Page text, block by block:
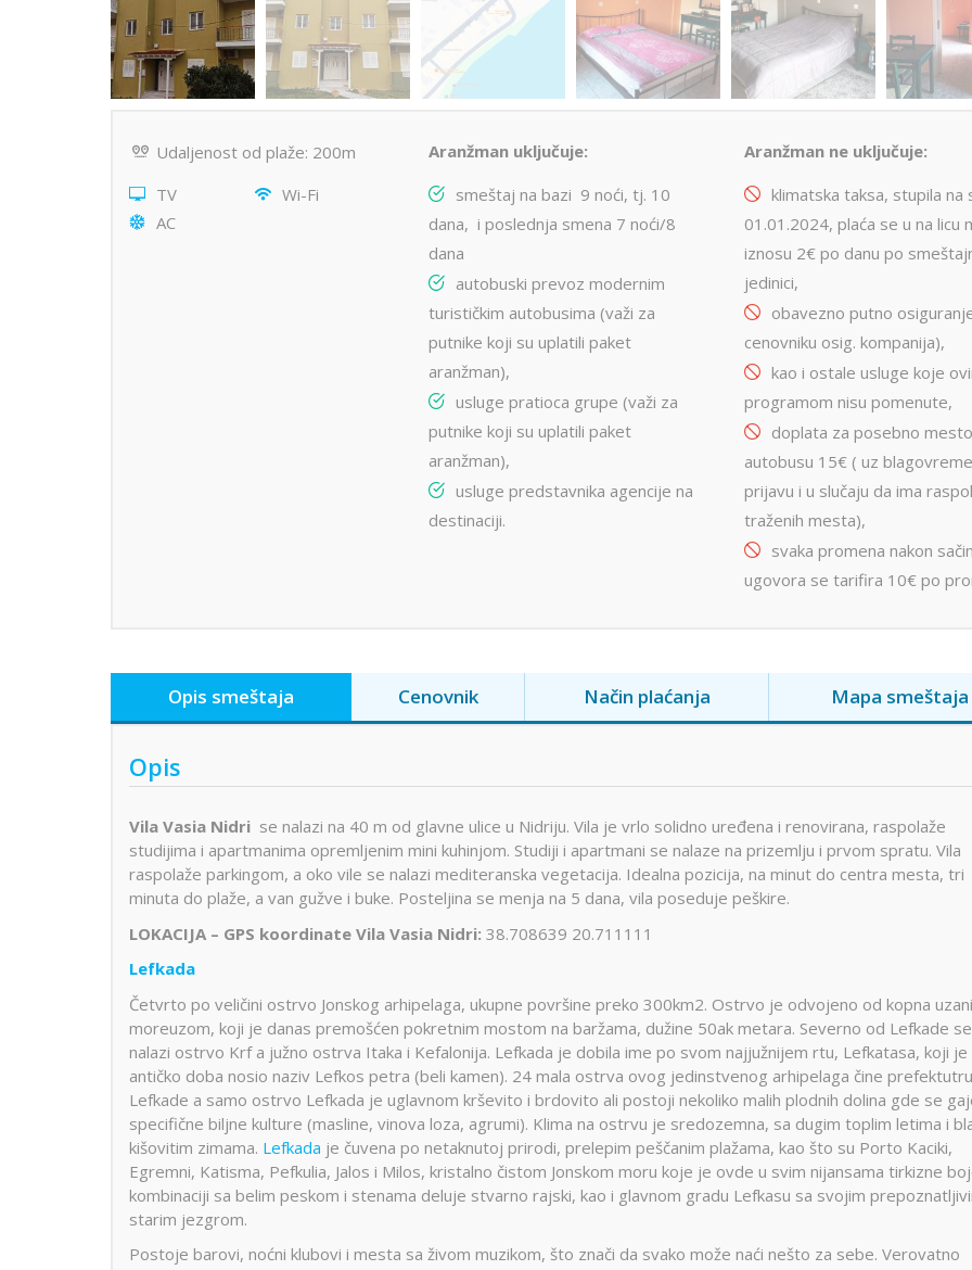
Udaljenost od plaže: 200m
TV
Wi-Fi
AC
Aranžman uključuje:
smeštaj na bazi 9 noći, tj. 10
dana, i poslednja smena 7 noći/8
dana
autobuski prevoz modernim
turističkim autobusima (važi za
putnike koji su uplatili paket
aranžman),
usluge pratioca grupe (važi za
putnike koji su uplatili paket
aranžman),
usluge predstavnika agencije na
destinaciji.
Aranžman ne uključuje:
klimatska taksa, stupila na
01.01.2024, plaća se u na licu
iznosu 2€ po danu po
jedinici,
obavezno putno
cenovniku osig. kompanija),
kao i ostale usluge koje
programom nisu pomenute,
doplata za posebno
autobusu 15€ ( uz
prijavu i u slučaju da ima
traženih mesta),
svaka promena nakon
ugovora se tarifira 10€ po
Opis smeštaja Cenovnik Način plaćanja Mapa smeštaja
Opis
Vila Vasia Nidri se nalazi na 40 m od glavne ulice u Nidriju. Vila je vrlo solidno uređena i renovirana, raspolaže
studijima i apartmanima opremljenim mini kuhinjom. Studiji i apartmani se nalaze na prizemlju i prvom spratu. Vila
raspolaže parkingom, a oko vile se nalazi mediteranska vegetacija. Idealna pozicija, na minut do centra mesta, tri
minuta do plaže, a van gužve i buke. Posteljina se menja na 5 dana, vila poseduje peškire.
LOKACIJA – GPS koordinate Vila Vasia Nidri: 38.708639 20.711111
Lefkada
Četvrto po veličini ostrvo Jonskog arhipelaga, ukupne površine preko 300km2. Ostrvo je odvojeno od kopna
moreuzom, koji je danas premošćen pokretnim mostom na baržama, dužine 50ak metara. Severno od Lefkade se
nalazi ostrvo Krf a južno ostrva Itaka i Kefalonija. Lefkada je dobila ime po svom najjužnijem rtu, Lefkatasa, koji je
antičko doba nosio naziv Lefkos petra (beli kamen). 24 mala ostrva ovog jedinstvenog arhipelaga čine prefektutru
Lefkade a samo ostrvo Lefkada je uglavnom krševito i brdovito ali postoji nekoliko malih plodnih dolina gde se
specifične biljne kulture (masline, vinova loza, agrumi). Klima na ostrvu je sredozemna, sa dugim toplim letima i
kišovitim zimama. Lefkada je čuvena po netaknutoj prirodi, prelepim peščanim plažama, kao što su Porto Kaciki,
Egremni, Katisma, Pefkulia, Jalos i Milos, kristalno čistom Jonskom moru koje je ovde u svim nijansama tirkizne
kombinaciji sa belim peskom i stenama deluje stvarno rajski, kao i glavnom gradu Lefkasu sa svojim
starim jezgrom.
Postoje barovi, noćni klubovi i mesta sa živom muzikom, što znači da svako može naći nešto za sebe. Verovatno